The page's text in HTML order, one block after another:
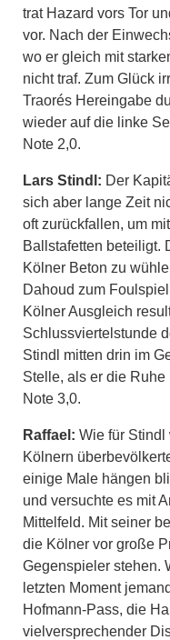
trat Hazard vors Tor
vor. Nach der
wo er gleich mit
nicht traf. Zum Glück
Traorés Hereingabe
wieder auf die linke
Note 2,0.
Lars Stindl: Der
sich aber lange Zeit
oft zurückfallen, um
Ballstafetten beteiligt.
Kölner Beton zu
Dahoud zum
Kölner Ausgleich
Schlussviertelstunde
Stindl mitten drin im
Stelle, als er die
Note 3,0.
Raffael: Wie für Stindl
Kölnern
einige Male hängen
und versuchte es mit
Mittelfeld. Mit seiner
die Kölner vor große
Gegenspieler stehen.
letzten Moment
Hofmann-Pass, die
vielversprechender